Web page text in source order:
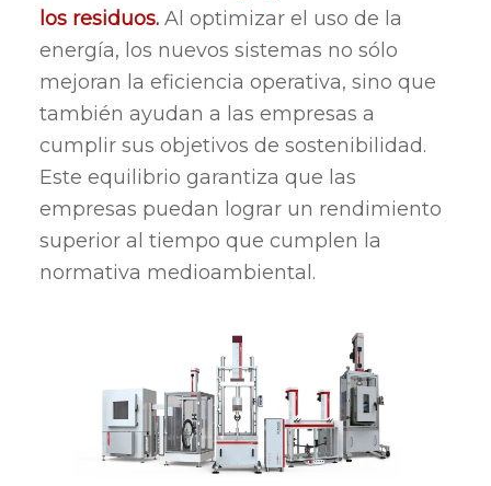
los residuos.Al optimizar el uso de la
energía, los nuevos sistemas no sólo
mejoran la eficiencia operativa, sino que
también ayudan a las empresas a
cumplir sus objetivos de sostenibilidad.
Este equilibrio garantiza que las
empresas puedan lograr un rendimiento
superior al tiempo que cumplen la
normativa medioambiental.